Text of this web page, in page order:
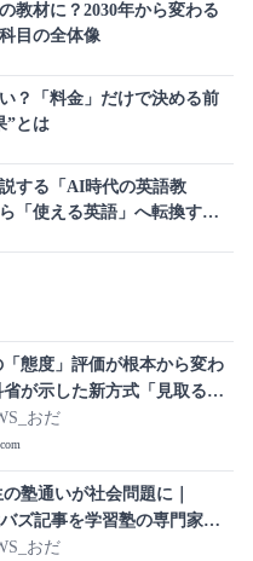
教材に？2030年から変わる
目の全体像
？「料金」だけで決める前
”とは
する「AI時代の英語教
「使える英語」へ転換する
態度」評価が根本から変わ
省が示した新方式「見取る
教育課程部会 総則・評価特
7回）
おだ
塾通いが社会問題に｜
ズ記事を学習塾の専門家が
おだ